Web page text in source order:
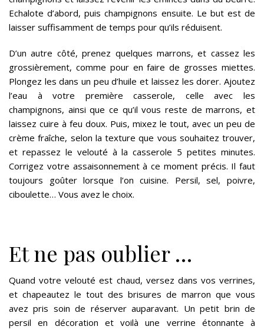
Echalote d’abord, puis champignons ensuite. Le but est de
laisser suffisamment de temps pour qu’ils réduisent.
D’un autre côté, prenez quelques marrons, et cassez les
grossièrement, comme pour en faire de grosses miettes.
Plongez les dans un peu d’huile et laissez les dorer. Ajoutez
l’eau à votre première casserole, celle avec les
champignons, ainsi que ce qu’il vous reste de marrons, et
laissez cuire à feu doux. Puis, mixez le tout, avec un peu de
crème fraîche, selon la texture que vous souhaitez trouver,
et repassez le velouté à la casserole 5 petites minutes.
Corrigez votre assaisonnement à ce moment précis. Il faut
toujours goûter lorsque l’on cuisine. Persil, sel, poivre,
ciboulette… Vous avez le choix.
Et ne pas oublier …
Quand votre velouté est chaud, versez dans vos verrines,
et chapeautez le tout des brisures de marron que vous
avez pris soin de réserver auparavant. Un petit brin de
persil en décoration et voilà une verrine étonnante à